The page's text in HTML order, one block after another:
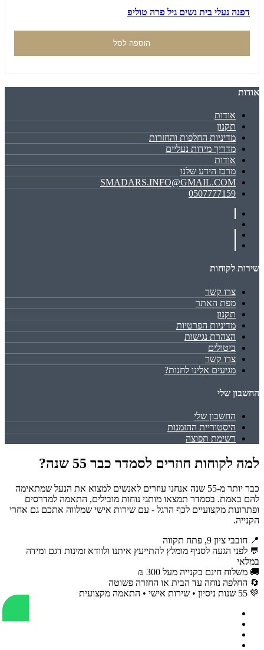
דפנה נעלי בית נשים גיל פרה טוליפ
הוספה לסל
אודות
אודות
תקנון
מדיניות החלפות והחזרות
מדריך מידות נעליים
אודות
מרכז הידע שלנו
SMADARS.INFO@GMAIL.COM
0507777159
שירות לקוחות
צרו קשר
מפת האתר
תקנון
מדיניות הפרטיות
הצהרת נגישות
ביטולים
צרו קשר
מגיעים אלינו לחנות?
החשבון שלי
החשבון שלי
היסטוריית ההזמנות
רשימת תפוצה
למה לקוחות חוזרים לסמדר כבר 55 שנה?
כבר יותר מ-55 שנה אנחנו עוזרים לאנשים למצוא את הנעל שמתאימה
להם באמת. בסמדר תמצאו מותגי נוחות מובילים, התאמה למדרסים
ופתרונות מקצועיים לכף הרגל - עם שירות אישי שמלווה אתכם גם אחרי
הקנייה.
📍 חובבי ציון 9, פתח תקווה
💬 לפני הגעה לסניף מומלץ להתייעץ איתנו ולוודא זמינות דגם ומידה
במלאי
🚚 משלוח חינם בקנייה מעל 300 ₪
🔄 החלפה נוחה עד הבית או החזרה פשוטה
💚 55 שנות ניסיון • שירות אישי • התאמה מקצועית